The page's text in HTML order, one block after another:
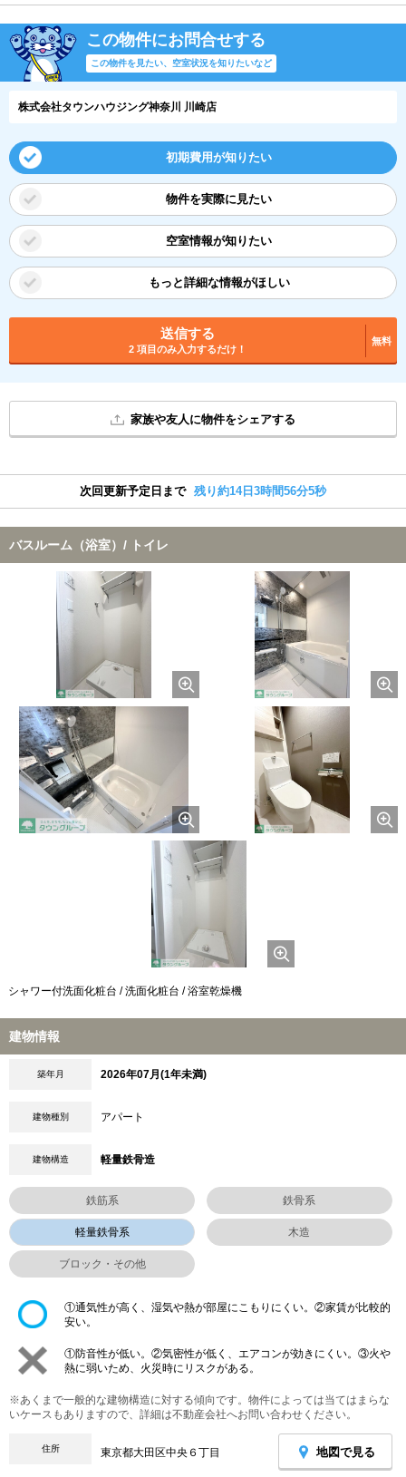
この物件にお問合せする
この物件を見たい、空室状況を知りたいなど
株式会社タウンハウジング神奈川 川崎店
初期費用が知りたい
物件を実際に見たい
空室情報が知りたい
もっと詳細な情報がほしい
送信する
2 項目のみ入力するだけ！
無料
家族や友人に物件をシェアする
次回更新予定日まで 残り約14日3時間56分4秒
バスルーム（浴室）/ トイレ
シャワー付洗面化粧台 / 洗面化粧台 / 浴室乾燥機
建物情報
築年月 2026年07月(1年未満)
建物種別 アパート
建物構造 軽量鉄骨造
鉄筋系 鉄骨系
軽量鉄骨系 木造
ブロック・その他
①通気性が高く、湿気や熱が部屋にこもりにくい。②家賃が比較的
安い。
①防音性が低い。②気密性が低く、エアコンが効きにくい。③火や
熱に弱いため、火災時にリスクがある。
※あくまで一般的な建物構造に対する傾向です。物件によっては当てはまらな
いケースもありますので、詳細は不動産会社へお問い合わせください。
住所 東京都大田区中央６丁目 地図で見る